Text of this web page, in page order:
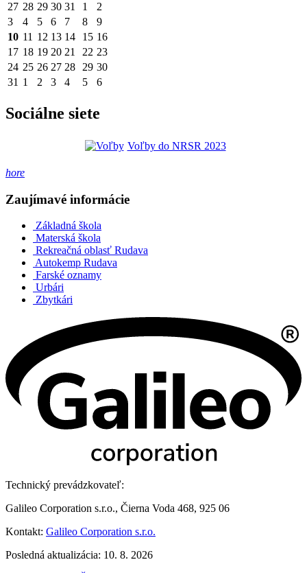
27 28 29 30 31 1
2
3
4 5 6 7 8
9
10 11 12 13 14 15 16
17 18 19 20 21 22 23
24 25 26 27 28 29 30
31 1 2 3 4 5 6
Sociálne siete
Voľby do NRSR 2023
hore
Zaujímavé informácie
Základná škola
Materská škola
Rekreačná oblasť Rudava
Autokemp Rudava
Farské oznamy
Urbári
Zbytkári
Technický prevádzkovateľ:
Galileo Corporation s.r.o., Čierna Voda 468, 925 06
Kontakt: Galileo Corporation s.r.o.
Posledná aktualizácia: 10. 8. 2026